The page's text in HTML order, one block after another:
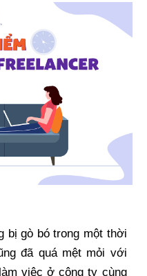
bị gò bó trong một thời
đã quá mệt mỏi với
việc ở công ty cùng